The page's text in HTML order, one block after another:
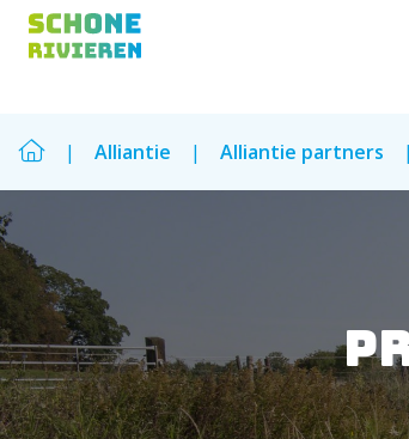
| Alliantie | Alliantie partners |